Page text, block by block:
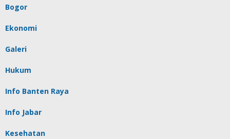
Bogor
Ekonomi
Galeri
Hukum
Info Banten Raya
Info Jabar
Kesehatan